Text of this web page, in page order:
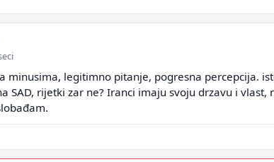
minusima, legitimno pitanje, pogresna percepcija.
SAD, rijetki zar ne? Iranci imaju svoju drzavu i